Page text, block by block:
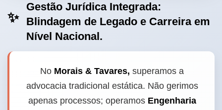
✨
Gestão Jurídica Integrada:
Blindagem de Legado e Carreira em
Nível Nacional.
No Morais & Tavares, superamos a
advocacia tradicional estática. Não gerimos
apenas processos; operamos Engenharia